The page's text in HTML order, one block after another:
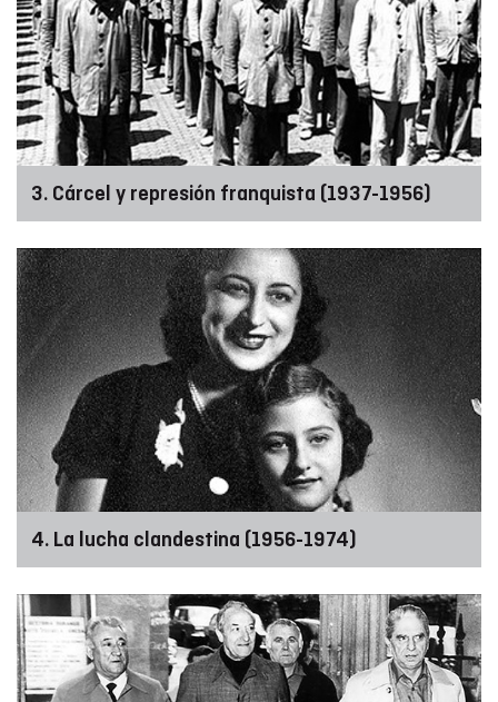
3. Cárcel y represión franquista (1937-1956)
4. La lucha clandestina (1956-1974)